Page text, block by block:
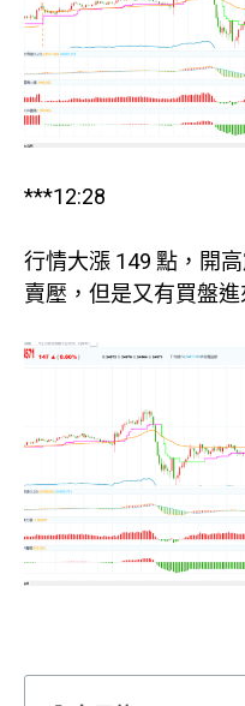
***12:28
行情大漲 149 點，開
賣壓，但是又有買盤